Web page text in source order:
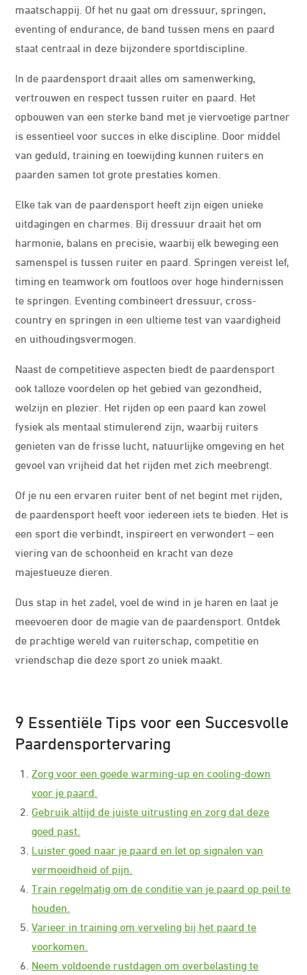
maatschappij. Of het nu gaat om dressuur, springen,
eventing of endurance, de band tussen mens en paard
staat centraal in deze bijzondere sportdiscipline.
In de paardensport draait alles om samenwerking,
vertrouwen en respect tussen ruiter en paard. Het
opbouwen van een sterke band met je viervoetige partner
is essentieel voor succes in elke discipline. Door middel
van geduld, training en toewijding kunnen ruiters en
paarden samen tot grote prestaties komen.
Elke tak van de paardensport heeft zijn eigen unieke
uitdagingen en charmes. Bij dressuur draait het om
harmonie, balans en precisie, waarbij elk beweging een
samenspel is tussen ruiter en paard. Springen vereist lef,
timing en teamwork om foutloos over hoge hindernissen
te springen. Eventing combineert dressuur, cross-
country en springen in een ultieme test van vaardigheid
en uithoudingsvermogen.
Naast de competitieve aspecten biedt de paardensport
ook talloze voordelen op het gebied van gezondheid,
welzijn en plezier. Het rijden op een paard kan zowel
fysiek als mentaal stimulerend zijn, waarbij ruiters
genieten van de frisse lucht, natuurlijke omgeving en het
gevoel van vrijheid dat het rijden met zich meebrengt.
Of je nu een ervaren ruiter bent of net begint met rijden,
de paardensport heeft voor iedereen iets te bieden. Het is
een sport die verbindt, inspireert en verwondert – een
viering van de schoonheid en kracht van deze
majestueuze dieren.
Dus stap in het zadel, voel de wind in je haren en laat je
meevoeren door de magie van de paardensport. Ontdek
de prachtige wereld van ruiterschap, competitie en
vriendschap die deze sport zo uniek maakt.
9 Essentiële Tips voor een Succesvolle
Paardensportervaring
Zorg voor een goede warming-up en cooling-down
voor je paard.
Gebruik altijd de juiste uitrusting en zorg dat deze
goed past.
Luister goed naar je paard en let op signalen van
vermoeidheid of pijn.
Train regelmatig om de conditie van je paard op peil te
houden.
Varieer in training om verveling bij het paard te
voorkomen.
Neem voldoende rustdagen om overbelasting te